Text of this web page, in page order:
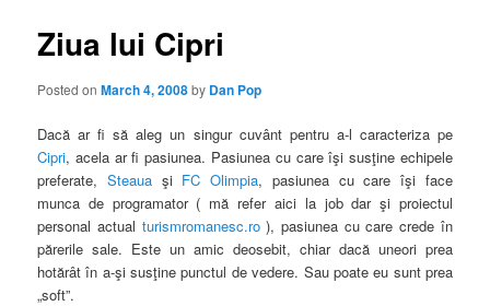
Ziua lui Cipri
Posted onMarch 4, 2008by Dan Pop
Dacă ar fi să aleg un singur cuvânt pentru a-l caracteriza pe
Cipri, acela ar fi pasiunea. Pasiunea cu care îşi susţine echipele
preferate, Steauaşi FC Olimpia, pasiunea cu care îşi face
munca de programator ( mă refer aici la job dar şi proiectul
personal actual turismromanesc.ro), pasiunea cu care crede în
părerile sale. Este un amic deosebit, chiar dacă uneori prea
hotărât în a-şi susţine punctul de vedere. Sau poate eu sunt prea
„soft”.